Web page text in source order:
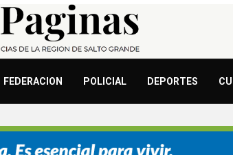
FEDERACION POLICIAL DEPORTES